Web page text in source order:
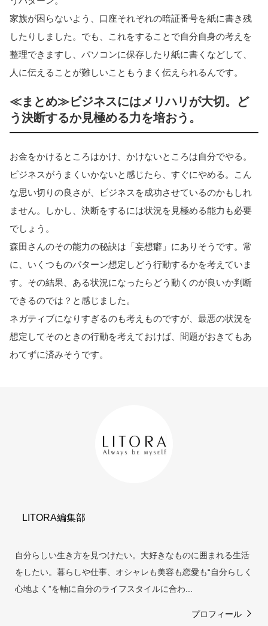
家族が困らないよう、口座それぞれの暗証番号を紙に書き残
したりしました。でも、これをすることで自分自身の考えを
整理できますし、パソコンに保存したり紙に書くなどして、
人に伝えることが難しいこともうまく伝えられるんです。
≪まとめ≫ビジネスにはメリハリが大切。ど
う決断するか見極める力を培おう。
お金をかけるところはかけ、かけないところは自分でやる。
ビジネスがうまくいかないと感じたら、すぐにやめる。こん
な思い切りの良さが、ビジネスを成功させているのかもしれ
ません。しかし、決断をするには状況を見極める能力も必要
でしょう。
森田さんのその能力の秘訣は「妄想癖」にありそうです。常
に、いくつものパターン想定しどう行動するかを考えていま
す。その結果、ある状況になったらどう動くのが良いか判断
できるのでは？と感じました。
ネガティブになりすぎるのも考えものですが、最悪の状況を
想定してそのときの行動を考えておけば、問題がおきてもあ
わてずに済みそうです。
LITORA編集部
自分らしい生き方を見つけたい。大好きなものに囲まれる生活
をしたい。暮らしや仕事、オシャレも美容も恋愛も“自分らしく
心地よく”を軸に自分のライフスタイルに合わ...
プロフィール